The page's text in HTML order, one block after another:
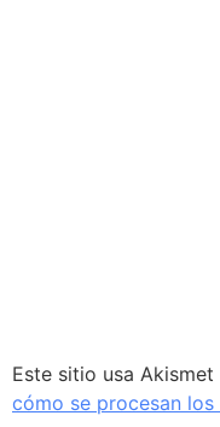
Este sitio usa
cómo se procesan